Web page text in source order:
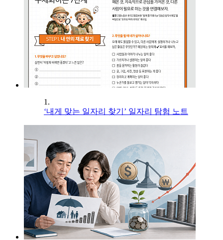
1.
‘내게 맞는 일자리 찾기’ 일자리 탐험 노트